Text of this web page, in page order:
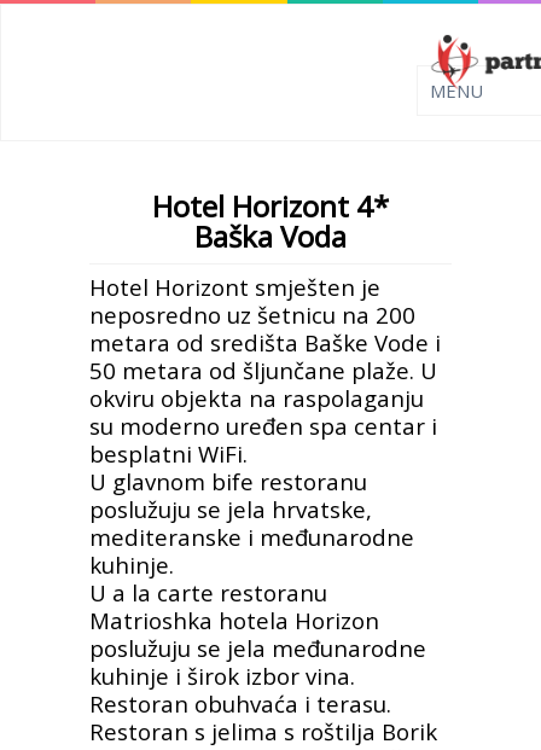
Hotel Horizont 4*
Baška Voda
Hotel Horizont smješten je
neposredno uz šetnicu na 200
metara od središta Baške Vode i
50 metara od šljunčane plaže. U
okviru objekta na raspolaganju
su moderno uređen spa centar i
besplatni WiFi.
U glavnom bife restoranu
poslužuju se jela hrvatske,
mediteranske i međunarodne
kuhinje.
U a la carte restoranu
Matrioshka hotela Horizon
poslužuju se jela međunarodne
kuhinje i širok izbor vina.
Restoran obuhvaća i terasu.
Restoran s jelima s roštilja Borik